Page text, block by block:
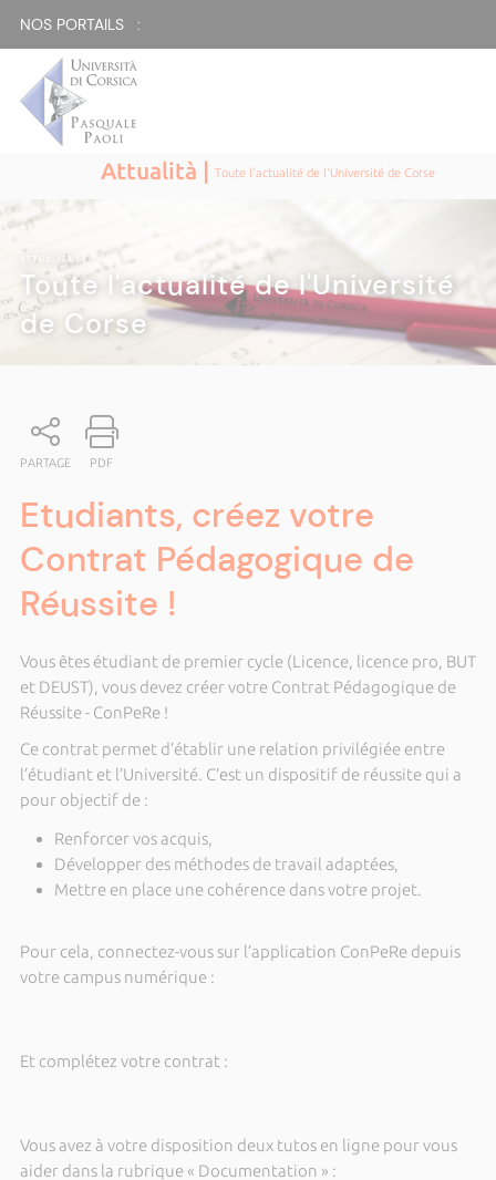
NOS PORTAILS :
Attualità |Toute l'actualité de l'Université de Corse
ATTUALITÀ|
Toute l'actualité de l'Université
de Corse
PARTAGE PDF
Etudiants, créez votre
Contrat Pédagogique de
Réussite !
Vous êtes étudiant de premier cycle (Licence, licence pro, BUT
et DEUST), vous devez créer votre Contrat Pédagogique de
Réussite - ConPeRe !
Ce contrat permet d’établir une relation privilégiée entre
l’étudiant et l’Université. C’est un dispositif de réussite qui a
pour objectif de :
Renforcer vos acquis,
Développer des méthodes de travail adaptées,
Mettre en place une cohérence dans votre projet.
Pour cela, connectez-vous sur l’application ConPeRe depuis
votre campus numérique :
Et complétez votre contrat :
Vous avez à votre disposition deux tutos en ligne pour vous
aider dans la rubrique « Documentation » :